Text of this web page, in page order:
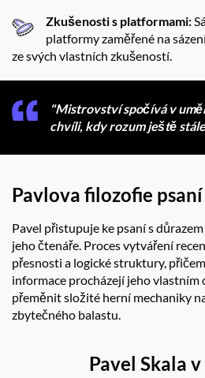
Zkušenosti s platformami:
platformy zaměřené na
ze svých vlastních zkušeností.
"Mistrovství spočívá v
chvíli, kdy rozum ještě
Pavlova filozofie psaní
Pavel přistupuje ke psaní s
jeho čtenáře. Proces vytváření
přesnosti a logické struktury,
informace procházejí jeho vlastním
přeměnit složité herní mechaniky
zbytečného balastu.
Pavel Skala